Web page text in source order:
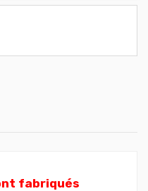
fabriqués